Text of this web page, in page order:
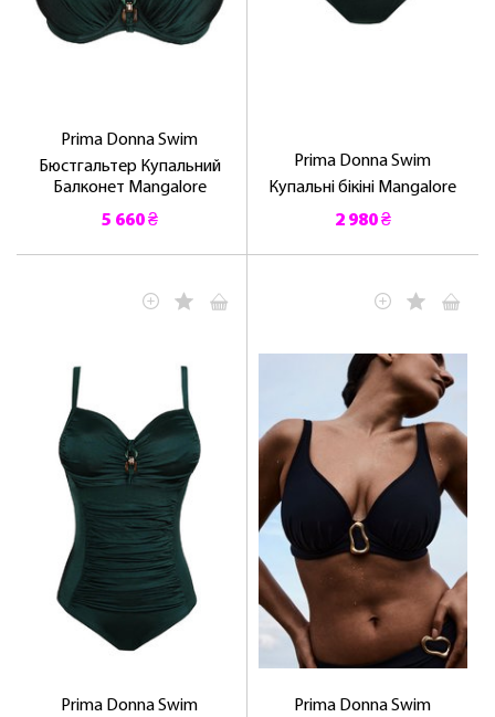
Prima Donna Swim
Бюстгальтер Купальний
Балконет Mangalore
5 660 ₴
Prima Donna Swim
Купальні бікіні Mangalore
2 980 ₴
Prima Donna Swim
Prima Donna Swim